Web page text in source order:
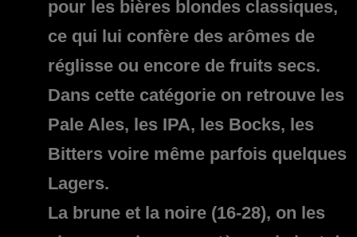
pour les bières blondes classiques,
ce qui lui confère des arômes de
réglisse ou encore de fruits secs.
Dans cette catégorie on retrouve les
Pale Ales, les IPA, les Bocks, les
Bitters voire même parfois quelques
Lagers.
La brune et la noire (16-28), on les